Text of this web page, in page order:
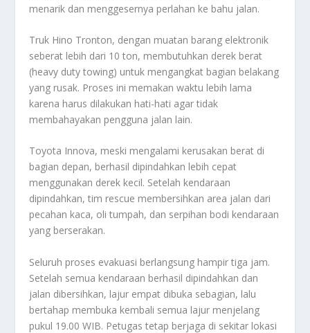
menarik dan menggesernya perlahan ke bahu jalan.
Truk Hino Tronton, dengan muatan barang elektronik
seberat lebih dari 10 ton, membutuhkan derek berat
(heavy duty towing) untuk mengangkat bagian belakang
yang rusak. Proses ini memakan waktu lebih lama
karena harus dilakukan hati-hati agar tidak
membahayakan pengguna jalan lain.
Toyota Innova, meski mengalami kerusakan berat di
bagian depan, berhasil dipindahkan lebih cepat
menggunakan derek kecil. Setelah kendaraan
dipindahkan, tim rescue membersihkan area jalan dari
pecahan kaca, oli tumpah, dan serpihan bodi kendaraan
yang berserakan.
Seluruh proses evakuasi berlangsung hampir tiga jam.
Setelah semua kendaraan berhasil dipindahkan dan
jalan dibersihkan, lajur empat dibuka sebagian, lalu
bertahap membuka kembali semua lajur menjelang
pukul 19.00 WIB. Petugas tetap berjaga di sekitar lokasi